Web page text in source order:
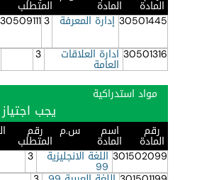
المادة المادة المتطلب
30501445 إدارة المعرفة 3
30509111
30501316 ادارة العلاقات
العامة
3
مواد استدراكية
يجب اجتياز 9 ساعة بنجاح
رقم
المادة
اسم
المادة
س.م رقم
المتطلب
301502099 اللغة الانجليزية
99
3